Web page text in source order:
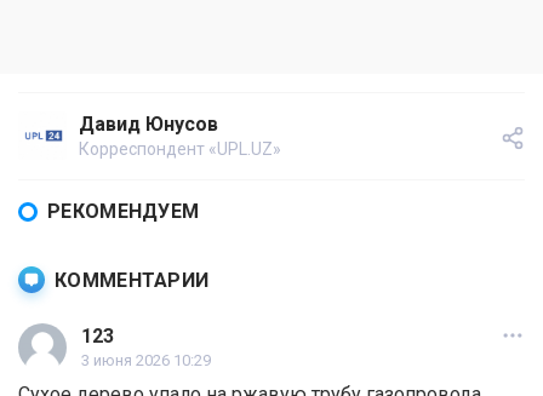
Давид Юнусов
Корреспондент «UPL.UZ»
РЕКОМЕНДУЕМ
КОММЕНТАРИИ
123
3 июня 2026 10:29